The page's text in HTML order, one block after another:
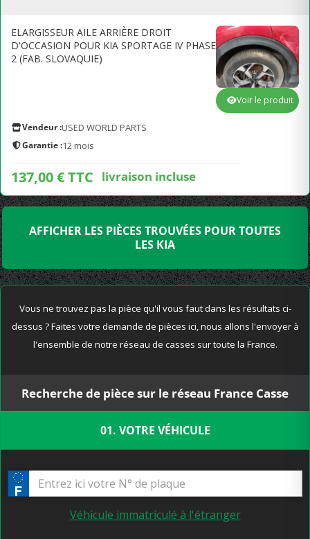
ELARGISSEUR AILE ARRIÈRE DROIT
D'OCCASION POUR KIA SPORTAGE IV PHASE
2 (FAB. SLOVAQUIE)
Vendeur :USED WORLD PARTS
Garantie :12 mois
137,00 € TTC livraison incluse
Voir le produit
AFFICHER LES PIÈCES TROUVÉES POUR TOUTES
LES KIA
Vous ne trouvez pas la pièce qu'il vous faut dans les résultats ci-
dessus ? Faites votre demande de pièces ici, nous allons l'envoyer à
l'ensemble de notre réseau de casses sur toute la France.
Recherche de pièce sur le réseau France Casse
01. VOTRE VÉHICULE
Véhicule immatriculé à l'étranger